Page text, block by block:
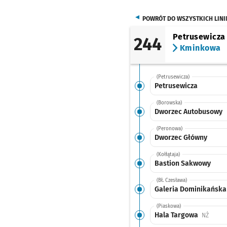
POWRÓT DO WSZYSTKICH LINII
244
Petrusewicza
Kminkowa
(Petrusewicza)
Petrusewicza
(Borowska)
Dworzec Autobusowy
(Peronowa)
Dworzec Główny
(Kołłątaja)
Bastion Sakwowy
(Bł. Czesława)
Galeria Dominikańska
(Piaskowa)
Hala Targowa NŻ